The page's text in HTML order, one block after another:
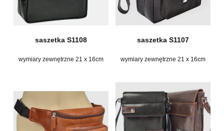
saszetka S1108
wymiary zewnętrzne 21 x 16cm
saszetka S1107
wymiary zewnętrzne 21 x 16cm